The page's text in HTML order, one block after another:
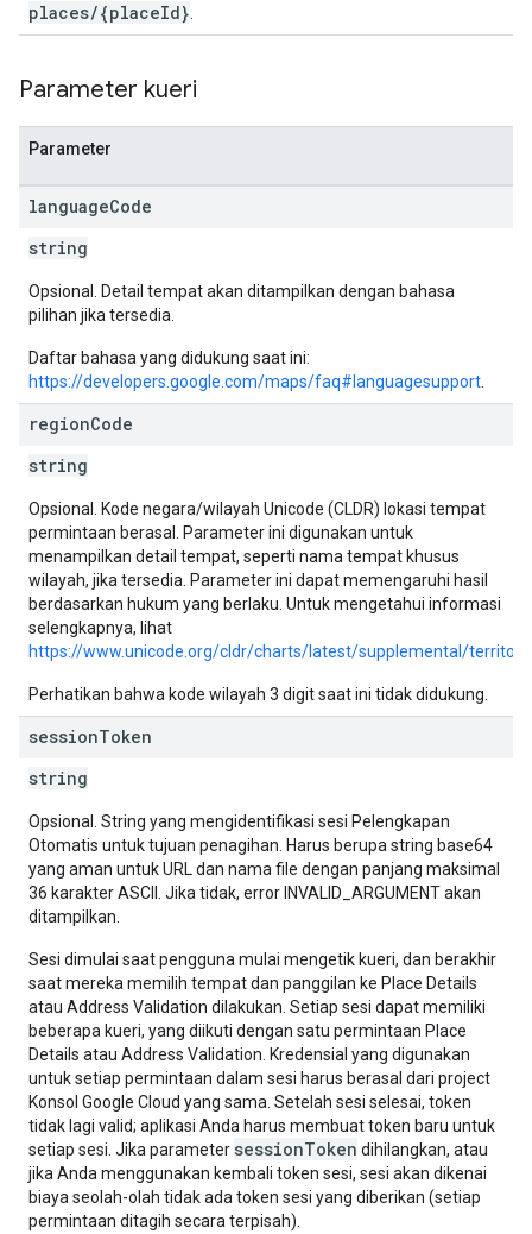
places/{placeId}
Parameter kueri
Parameter
languageCode
string
Opsional. Detail tempat akan ditampilkan dengan bahasa
pilihan jika tersedia.
Daftar bahasa yang didukung saat ini:
https://developers.google.com/maps/faq#languagesupport
regionCode
string
Opsional. Kode negara/wilayah Unicode (CLDR) lokasi tempat
permintaan berasal. Parameter ini digunakan untuk
menampilkan detail tempat, seperti nama tempat khusus
wilayah, jika tersedia. Parameter ini dapat memengaruhi hasil
berdasarkan hukum yang berlaku. Untuk mengetahui informasi
selengkapnya, lihat
https://www.unicode.org/cldr/charts/latest/supplemental/
Perhatikan bahwa kode wilayah 3 digit saat ini tidak didukung.
sessionToken
string
Opsional. String yang mengidentifikasi sesi Pelengkapan
Otomatis untuk tujuan penagihan. Harus berupa string base64
yang aman untuk URL dan nama file dengan panjang maksimal
36 karakter ASCII. Jika tidak, error INVALID_ARGUMENT akan
ditampilkan.
Sesi dimulai saat pengguna mulai mengetik kueri, dan berakhir
saat mereka memilih tempat dan panggilan ke Place Details
atau Address Validation dilakukan. Setiap sesi dapat memiliki
beberapa kueri, yang diikuti dengan satu permintaan Place
Details atau Address Validation. Kredensial yang digunakan
untuk setiap permintaan dalam sesi harus berasal dari project
Konsol Google Cloud yang sama. Setelah sesi selesai, token
tidak lagi valid; aplikasi Anda harus membuat token baru untuk
setiap sesi. Jika parameter sessionToken dihilangkan, atau
jika Anda menggunakan kembali token sesi, sesi akan dikenai
biaya seolah-olah tidak ada token sesi yang diberikan (setiap
permintaan ditagih secara terpisah).